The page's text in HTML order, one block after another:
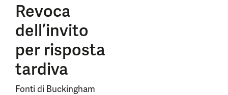
Revoca
dell’invito
per risposta
tardiva
Fonti di Buckingham